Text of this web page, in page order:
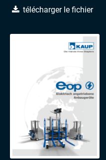
télécharger le fichier